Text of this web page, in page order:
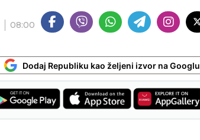
08:00
Dodaj Republiku kao željeni izvor na Googlu